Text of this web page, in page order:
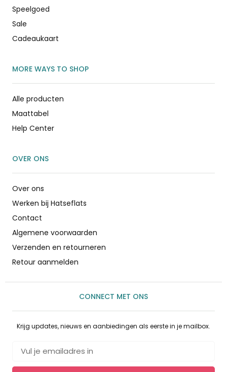
Speelgoed
Sale
Cadeaukaart
MORE WAYS TO SHOP
Alle producten
Maattabel
Help Center
OVER ONS
Over ons
Werken bij Hatseflats
Contact
Algemene voorwaarden
Verzenden en retourneren
Retour aanmelden
CONNECT MET ONS
Krijg updates, nieuws en aanbiedingen als eerste in je mailbox.